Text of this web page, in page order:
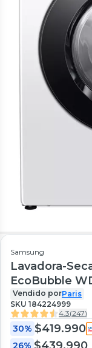
Samsung
Lavadora-
EcoBubble
Vendido porParis
SKU 184224999
4.3(247)
30% $419.990
26% $439.990